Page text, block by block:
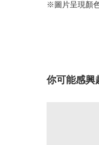
※圖片呈現顏
你可能感興